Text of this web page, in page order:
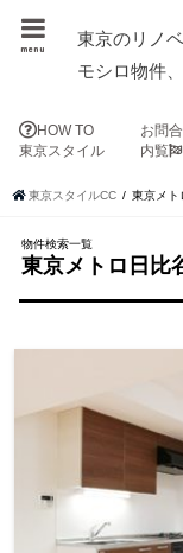
東京のリノ
モシロ物件
menu
HOW TO
東京スタイル
お問
内覧
東京スタイルCC 東京メト
物件検索一覧
東京メトロ日比